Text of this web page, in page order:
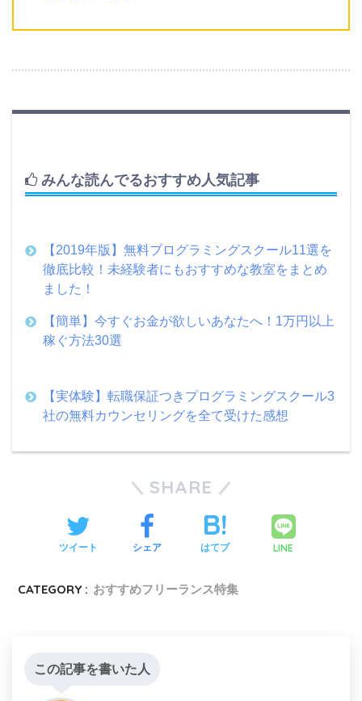
みんな読んでるおすすめ人気記事
【2019年版】無料プログラミングスクール11選を
徹底比較！未経験者にもおすすめな教室をまとめ
ました！
【簡単】今すぐお金が欲しいあなたへ！1万円以上
稼ぐ方法30選
【実体験】転職保証つきプログラミングスクール3
社の無料カウンセリングを全て受けた感想
SHARE
ツイート シェア はてブ LINE
CATEGORY : おすすめフリーランス特集
この記事を書いた人